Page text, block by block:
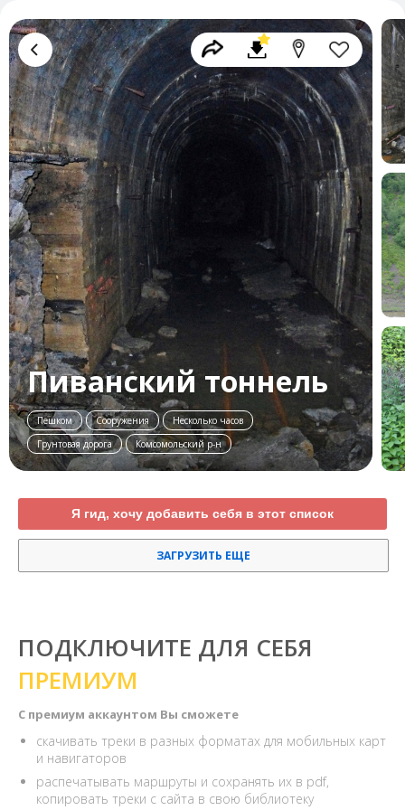
Пиванский тоннель
Пешком Сооружения
Несколько часов
Грунтовая дорога
Комсомольский р-н
Я гид, хочу добавить себя в этот список
ЗАГРУЗИТЬ ЕЩЕ
ПОДКЛЮЧИТЕ ДЛЯ СЕБЯ
ПРЕМИУМ
С премиум аккаунтом Вы сможете
скачивать треки в разных форматах для мобильных карт
и навигаторов
распечатывать маршруты и сохранять их в pdf,
копировать треки с сайта в свою библиотеку